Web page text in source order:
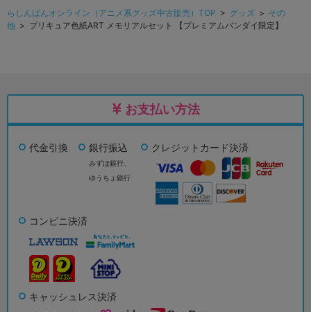
らしんばんオンライン（アニメ系グッズ中古販売）TOP > グッズ > その
他 > プリキュア色紙ART メモリアルセット 【プレミアムバンダイ限定】
お支払い方法
代金引換 銀行振込
みずほ銀行、
ゆうちょ銀行
クレジットカード決済
コンビニ決済
キャッシュレス決済